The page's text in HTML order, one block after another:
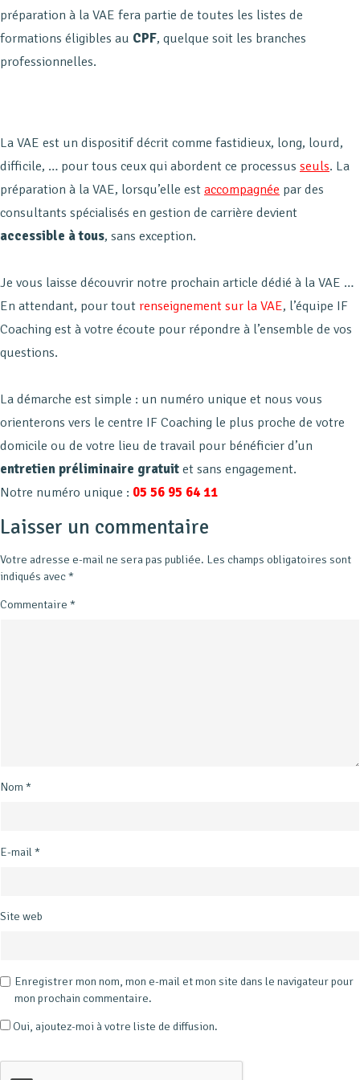
préparation à la VAE fera partie de toutes les listes de
formations éligibles au CPF, quelque soit les branches
professionnelles.
La VAE est un dispositif décrit comme fastidieux, long, lourd,
difficile, … pour tous ceux qui abordent ce processus seuls. La
préparation à la VAE, lorsqu’elle estaccompagnée par des
consultants spécialisés en gestion de carrière devient
accessible à tous, sans exception.
Je vous laisse découvrir notre prochain article dédié à la VAE …
En attendant, pour tout renseignement sur la VAE, l’équipe IF
Coaching est à votre écoute pour répondre à l’ensemble de vos
questions.
La démarche est simple : un numéro unique et nous vous
orienterons vers le centre IF Coaching le plus proche de votre
domicile ou de votre lieu de travail pour bénéficier d’un
entretien préliminaire gratuitet sans engagement.
Notre numéro unique : 05 56 95 64 11
Laisser un commentaire
Votre adresse e-mail ne sera pas publiée. Les champs obligatoires sont
indiqués avec*
Commentaire *
Nom *
E-mail*
Site web
Enregistrer mon nom, mon e-mail et mon site dans le navigateur pour
mon prochain commentaire.
Oui, ajoutez-moi à votre liste de diffusion.